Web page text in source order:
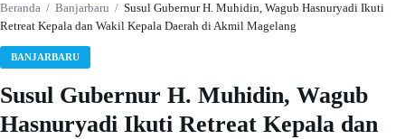
Beranda / Banjarbaru / Susul Gubernur H. Muhidin, Wagub Hasnuryadi Ikuti
Retreat Kepala dan Wakil Kepala Daerah di Akmil Magelang
BANJARBARU
Susul Gubernur H. Muhidin, Wagub
Hasnuryadi Ikuti Retreat Kepala dan